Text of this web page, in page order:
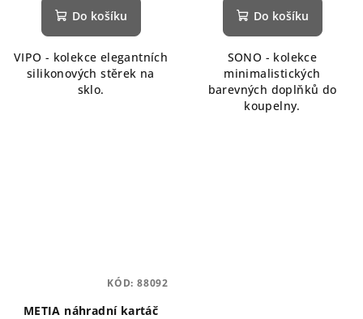
Do košíku
VIPO - kolekce elegantních
silikonových stěrek na
sklo.
Do košíku
SONO - kolekce
minimalistických
barevných doplňků do
koupelny.
METIA náhradní kartáč
KÓD: 88092